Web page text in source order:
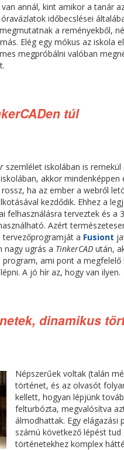
annál, kint amikor a tanár
időbecslései
a reményekből,
Elég egy mókus az iskola
megpróbálni valóban
túl
szemlélet iskolában is
akkor
ha az ember a webről
kezdődik. Ehhez a
felhasználásra terveztek és a
Azért
tervezőprogramját a Fusiont
nagy ugrás a TinkerCAD után,
ami pont a
A jó hír az, hogy van ilyen.
dinamikus
Népszerűek voltak (talán
történet, és az olvasót
kellett, hogyan lépjünk
felturbózta, megvalósítva
álmodhattak. Egy elágazási
számú következő lépést
történetekhez komplex